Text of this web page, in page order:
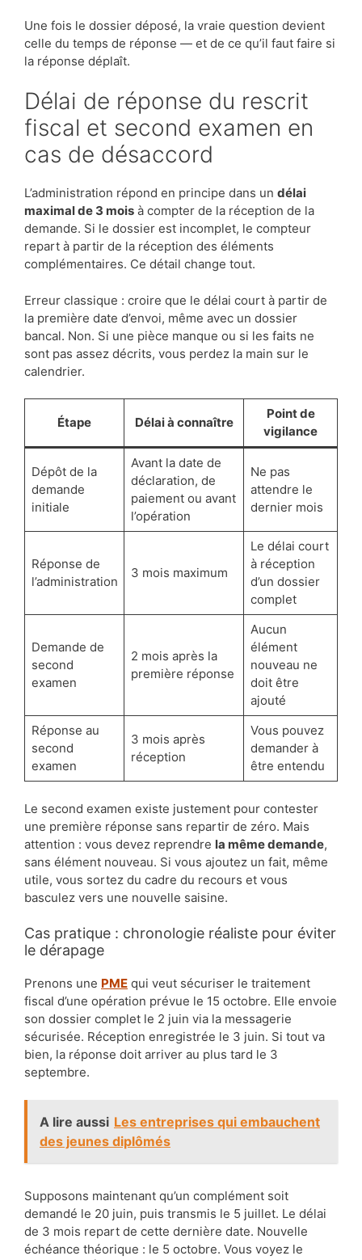
Une fois le dossier déposé, la vraie question devient
celle du temps de réponse — et de ce qu’il faut faire si
la réponse déplaît.
Délai de réponse du rescrit
fiscal et second examen en
cas de désaccord
L’administration répond en principe dans un délai
maximal de 3 mois à compter de la réception de la
demande. Si le dossier est incomplet, le compteur
repart à partir de la réception des éléments
complémentaires. Ce détail change tout.
Erreur classique : croire que le délai court à partir de
la première date d’envoi, même avec un dossier
bancal. Non. Si une pièce manque ou si les faits ne
sont pas assez décrits, vous perdez la main sur le
calendrier.
Étape Délai à connaître
Point de
vigilance
Dépôt de la
demande
initiale
Avant la date de
déclaration, de
paiement ou avant
l’opération
Ne pas
attendre le
dernier mois
Réponse de
l’administration
3 mois maximum
Le délai court
à réception
d’un dossier
complet
Demande de
second
examen
2 mois après la
première réponse
Aucun
élément
nouveau ne
doit être
ajouté
Réponse au
second
examen
3 mois après
réception
Vous pouvez
demander à
être entendu
Le second examen existe justement pour contester
une première réponse sans repartir de zéro. Mais
attention : vous devez reprendre la même demande,
sans élément nouveau. Si vous ajoutez un fait, même
utile, vous sortez du cadre du recours et vous
basculez vers une nouvelle saisine.
Cas pratique : chronologie réaliste pour éviter
le dérapage
Prenons une PME qui veut sécuriser le traitement
fiscal d’une opération prévue le 15 octobre. Elle envoie
son dossier complet le 2 juin via la messagerie
sécurisée. Réception enregistrée le 3 juin. Si tout va
bien, la réponse doit arriver au plus tard le 3
septembre.
A lire aussi Les entreprises qui embauchent
des jeunes diplômés
Supposons maintenant qu’un complément soit
demandé le 20 juin, puis transmis le 5 juillet. Le délai
de 3 mois repart de cette dernière date. Nouvelle
échéance théorique : le 5 octobre. Vous voyez le